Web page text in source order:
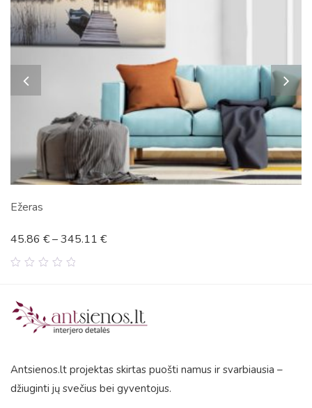
345.11€
Antsienos.lt projektas skirtas puošti namus ir svarbiausia –
džiuginti jų svečius bei gyventojus.